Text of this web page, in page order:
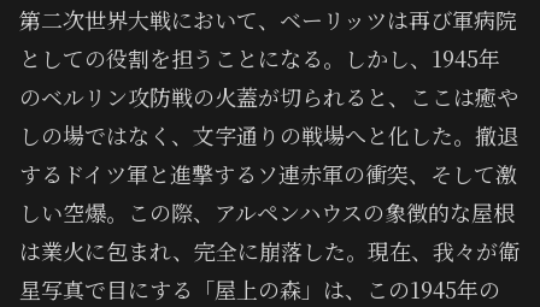
第二次世界大戦において、ベーリッツは再び軍病院
としての役割を担うことになる。しかし、1945年
のベルリン攻防戦の火蓋が切られると、ここは癒や
しの場ではなく、文字通りの戦場へと化した。撤退
するドイツ軍と進撃するソ連赤軍の衝突、そして激
しい空爆。この際、アルペンハウスの象徴的な屋根
は業火に包まれ、完全に崩落した。現在、我々が衛
星写真で目にする「屋上の森」は、この1945年の